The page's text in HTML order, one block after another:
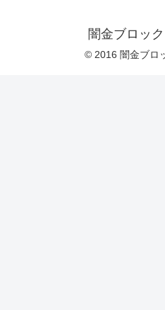
闇金ブロッ
© 2016 闇金ブロ